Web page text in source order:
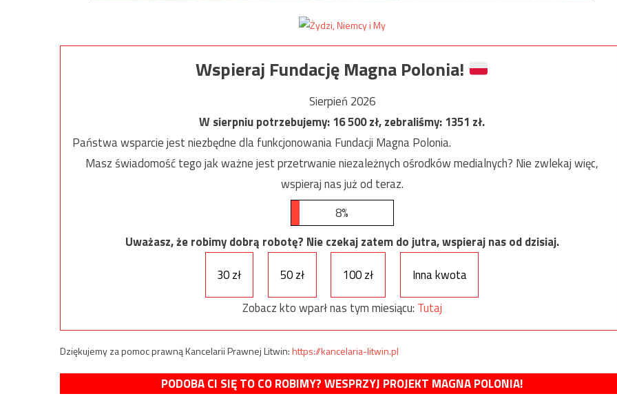
Wspieraj Fundację Magna Polonia!
Sierpień 2026
W sierpniu potrzebujemy:16 500zł, zebraliśmy:1351 zł.
Państwa wsparcie jest niezbędne dla funkcjonowania Fundacji Magna Polonia.
Masz świadomość tego jak ważne jest przetrwanie niezależnych ośrodków medialnych? Nie zwlekaj więc,
wspieraj nas już od teraz.
8%
Uważasz, że robimy dobrą robotę? Nie czekaj zatem do jutra, wspieraj nas od dzisiaj.
30 zł
50 zł 100 zł
Inna kwota
Zobacz kto wparł nas tym miesiącu: Tutaj
Dziękujemy za pomoc prawną Kancelarii Prawnej Litwin:https://kancelaria-litwin.pl
PODOBA CI SIĘ TO CO ROBIMY? WESPRZYJ PROJEKT MAGNA POLONIA!